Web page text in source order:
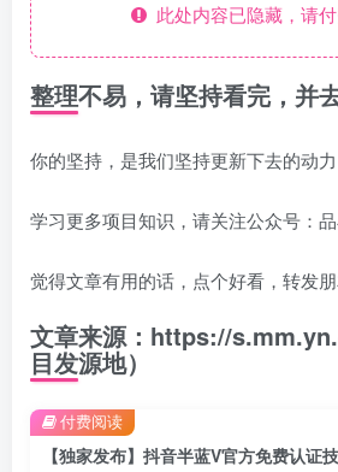
此处内容已隐藏，请
整理不易，请坚持看完，并
你的坚持，是我们坚持更新下去的动力
学习更多项目知识，请关注公众号：
觉得文章有用的话，点个好看，转发朋
文章来源：https://
目发源地）
付费阅读